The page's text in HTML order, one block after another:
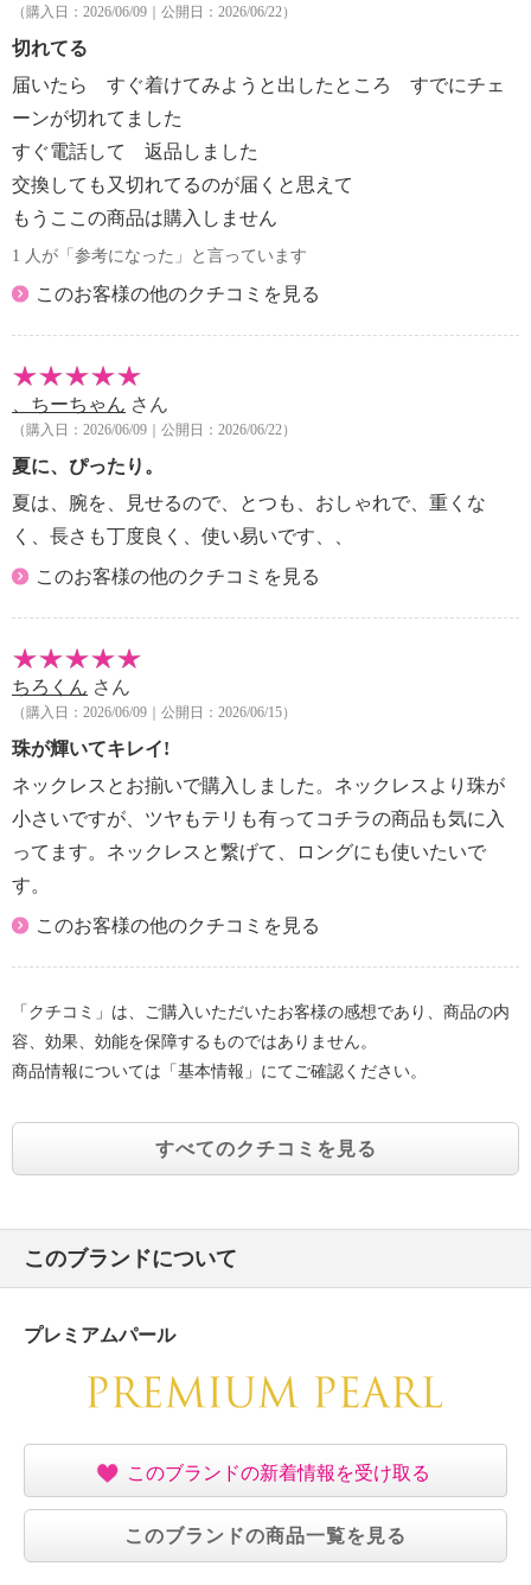
（購入日：2026/06/09｜公開日：2026/06/22）
切れてる
届いたら すぐ着けてみようと出したところ すでにチェ
ーンが切れてました
すぐ電話して 返品しました
交換しても又切れてるのが届くと思えて
もうここの商品は購入しません
1 人が「参考になった」と言っています
このお客様の他のクチコミを見る
、ちーちゃん さん
（購入日：2026/06/09｜公開日：2026/06/22）
夏に、ぴったり。
夏は、腕を、見せるので、とつも、おしゃれで、重くな
く、長さも丁度良く、使い易いです、、
このお客様の他のクチコミを見る
ちろくん さん
（購入日：2026/06/09｜公開日：2026/06/15）
珠が輝いてキレイ!
ネックレスとお揃いで購入しました。ネックレスより珠が
小さいですが、ツヤもテリも有ってコチラの商品も気に入
ってます。ネックレスと繋げて、ロングにも使いたいで
す。
このお客様の他のクチコミを見る
「クチコミ」は、ご購入いただいたお客様の感想であり、商品の内
容、効果、効能を保障するものではありません。
商品情報については「基本情報」にてご確認ください。
すべてのクチコミを見る
このブランドについて
プレミアムパール
このブランドの新着情報を受け取る
このブランドの商品一覧を見る